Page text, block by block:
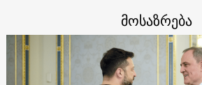
მოსაზრება